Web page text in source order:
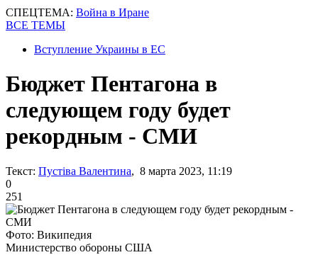
СПЕЦТЕМА: Война в Иране
ВСЕ ТЕМЫ
Вступление Украины в ЕС
Бюджет Пентагона в
следующем году будет
рекордным - СМИ
Текст: Пустіва Валентина, 8 марта 2023, 11:19
0
251
Фото: Википедия
Министерство обороны США